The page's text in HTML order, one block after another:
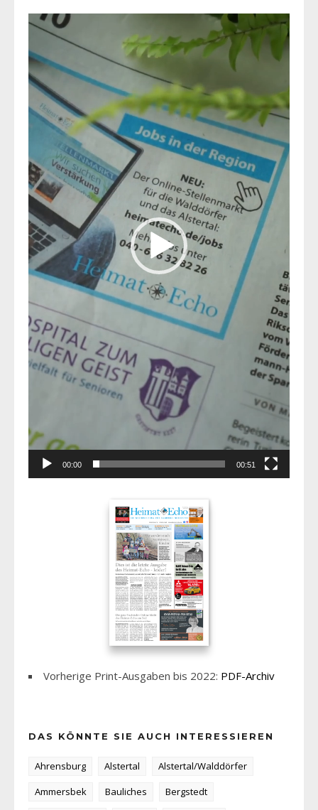
Player
00:00 00:51
Vorherige Print-Ausgaben bis 2022: PDF-Archiv
DAS KÖNNTE SIE AUCH INTERESSIEREN
Ahrensburg Alstertal
Alstertal/Walddörfer
Ammersbek
Bauliches
Bergstedt